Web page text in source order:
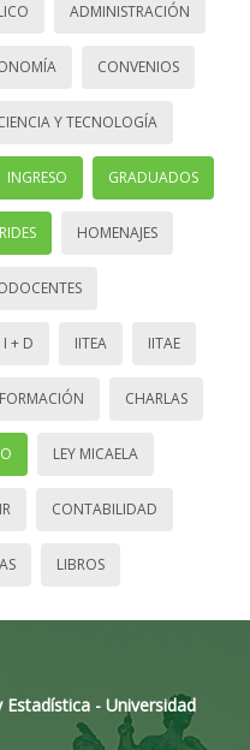
ADMINISTRACIÓN
CONVENIOS
Y TECNOLOGÍA
INGRESO GRADUADOS
HOMENAJES
I + D IITEA IITAE
FORMACIÓN CHARLAS
LEY MICAELA
CONTABILIDAD
LIBROS
- Universidad